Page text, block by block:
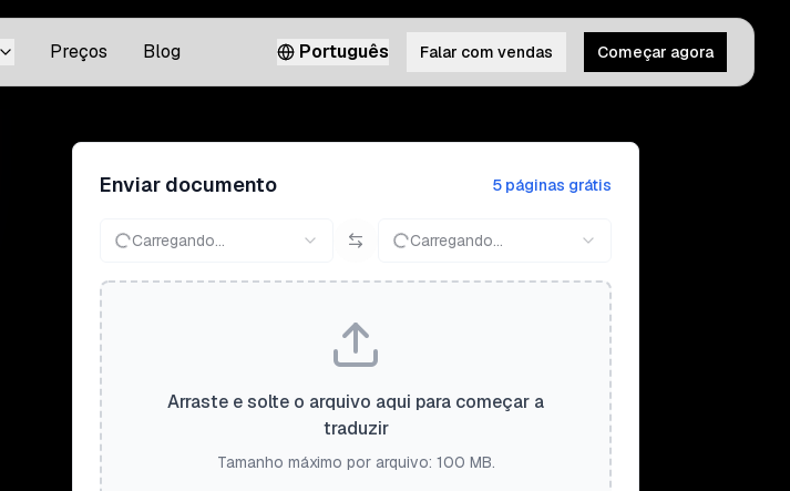
Preços Blog Português Falar com vendas Começar agora
Enviar documento 5 páginas grátis
Carregando... Carregando...
Arraste e solte o arquivo aqui para começar a
traduzir
Tamanho máximo por arquivo: 100 MB.